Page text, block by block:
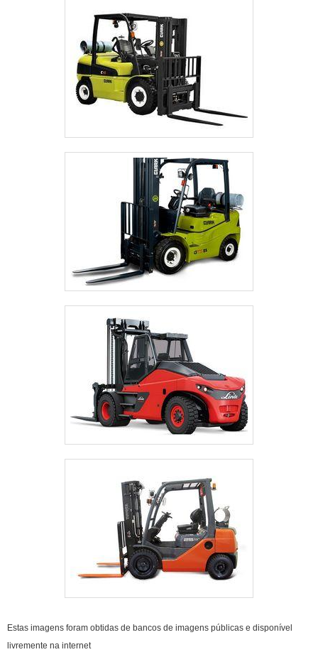
Estas imagens foram obtidas de bancos de imagens públicas e disponível
livremente na internet